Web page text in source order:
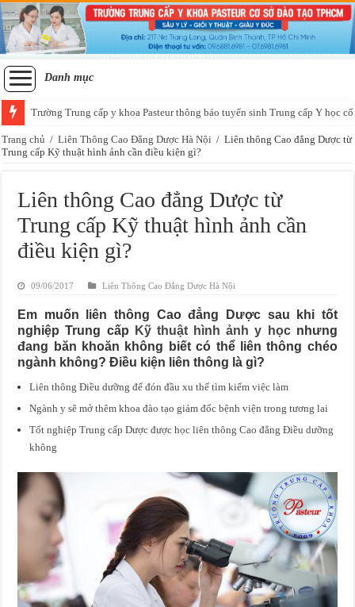
Danh mục
Trường Trung cấp y khoa Pasteur thông báo tuyển sinh Trung cấp Y học
Trang chủ / Liên Thông Cao Đẳng Dược Hà Nội / Liên thông Cao đẳng Dược từ
Trung cấp Kỹ thuật hình ảnh cần điều kiện gì?
Liên thông Cao đẳng Dược từ
Trung cấp Kỹ thuật hình ảnh cần
điều kiện gì?
09/06/2017 Liên Thông Cao Đẳng Dược Hà Nội
Em muốn liên thông Cao đẳng Dược sau khi tốt
nghiệp Trung cấp
Kỹ thuật hình ảnh y họcnhưng
đang băn khoăn không biết có thể liên thông chéo
ngành không? Điều kiện liên thông là gì?
Liên thông Điều dưỡng để đón đầu xu thế tìm kiếm việc làm
Ngành y sẽ mở thêm khoa đào tạo giám đốc bệnh viện trong tương lai
Tốt nghiệp Trung cấp Dược được học liên thông Cao đẳng Điều dưỡng
không